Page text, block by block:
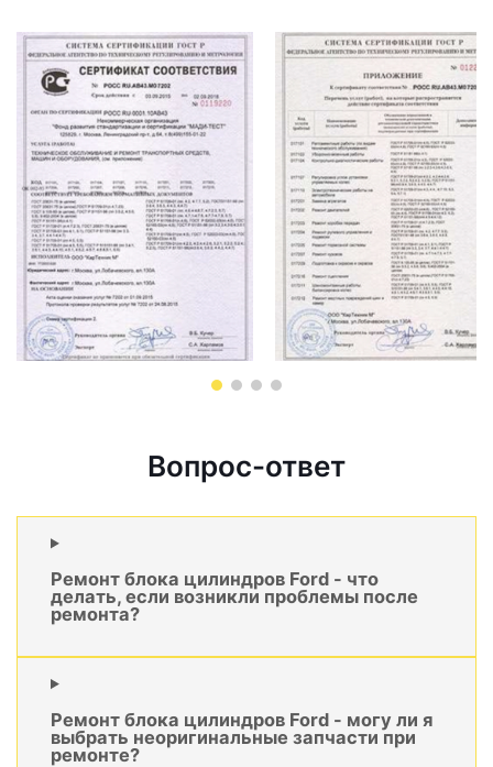
Вопрос-ответ
Ремонт блока цилиндров Ford - что
делать, если возникли проблемы после
ремонта?
Ремонт блока цилиндров Ford - могу ли я
выбрать неоригинальные запчасти при
ремонте?